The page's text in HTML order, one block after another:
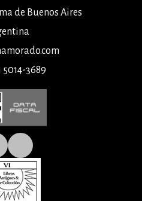
de Buenos Aires
5014-3689